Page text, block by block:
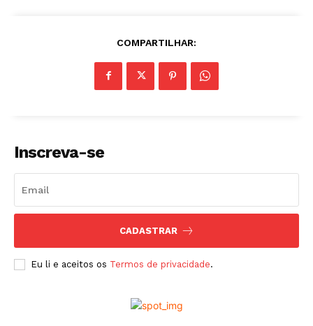
COMPARTILHAR:
Inscreva-se
CADASTRAR
Eu li e aceitos os Termos de privacidade.